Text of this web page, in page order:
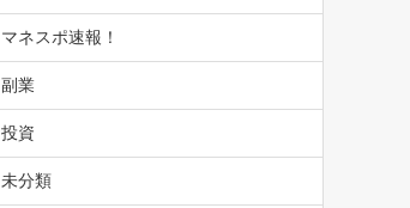
マネスポ速報！
副業
投資
未分類